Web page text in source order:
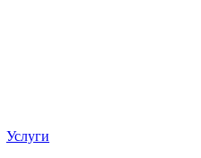
Услуги